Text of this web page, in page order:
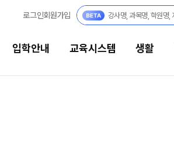
로그인회원가입
입학안내 교육시스템 생활